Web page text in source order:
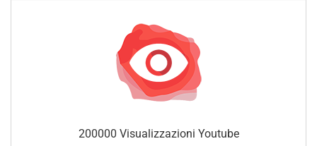
200000 Visualizzazioni Youtube